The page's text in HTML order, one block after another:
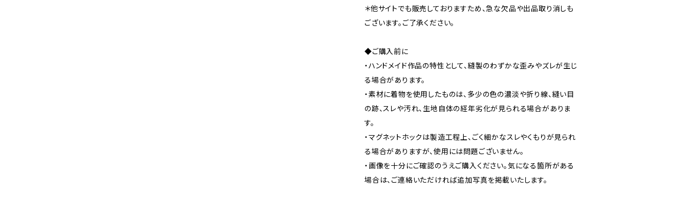
＊他サイトでも販売しておりますため、急な欠品や出品取り消しも
ございます。ご了承ください。
◆ご購入前に
・ハンドメイド作品の特性として、縫製のわずかな歪みやズレが生じ
る場合があります。
・素材に着物を使用したものは、多少の色の濃淡や折り線、縫い目
の跡、スレや汚れ、生地自体の経年劣化が見られる場合がありま
す。
・マグネットホックは製造工程上、ごく細かなスレやくもりが見られ
る場合がありますが、使用には問題ございません。
・画像を十分にご確認のうえご購入ください。気になる箇所がある
場合は、ご連絡いただければ追加写真を掲載いたします。